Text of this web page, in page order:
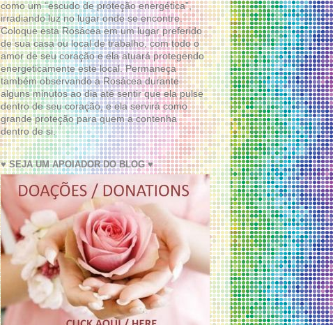
como um “escudo de proteção energética”,
irradiando luz no lugar onde se encontre.
Coloque esta Rosácea em um lugar preferido
de sua casa ou local de trabalho, com todo o
amor de seu coração e ela atuará protegendo
energeticamente este local. Permaneça
também observando a Rosácea durante
alguns minutos ao dia até sentir que ela pulse
dentro de seu coração, e ela servirá como
grande proteção para quem a contenha
dentro de si.
♥ SEJA UM APOIADOR DO BLOG ♥